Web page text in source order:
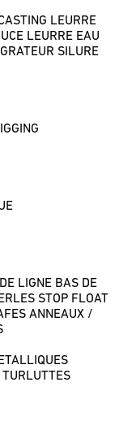
LEURRE
LEURRE EAU
SILURE
LIGNE BAS DE
STOP FLOAT
ANNEAUX /
TURLUTTES